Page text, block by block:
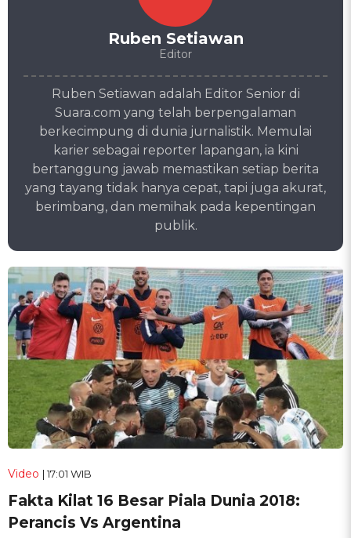
Ruben Setiawan
Editor
Ruben Setiawan adalah Editor Senior di
Suara.com yang telah berpengalaman
berkecimpung di dunia jurnalistik. Memulai
karier sebagai reporter lapangan, ia kini
bertanggung jawab memastikan setiap berita
yang tayang tidak hanya cepat, tapi juga akurat,
berimbang, dan memihak pada kepentingan
publik.
Video | 17:01 WIB
Fakta Kilat 16 Besar Piala Dunia 2018:
Perancis Vs Argentina